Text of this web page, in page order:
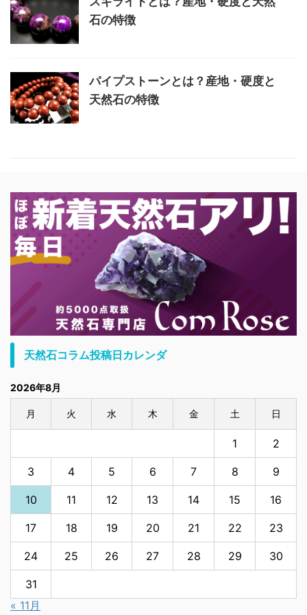
石の特徴
パイプストーンとは？産地・硬度と
天然石の特徴
天然石コラム投稿日カレンダ
2026年8月
月 火 水 木 金 土 日
1 2
3 4 5 6 7 8 9
10 11 12 13 14 15 16
17 18 19 20 21 22 23
24 25 26 27 28 29 30
31
« 11月